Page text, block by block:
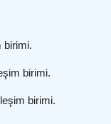
birimi.
birimi.
birimi.